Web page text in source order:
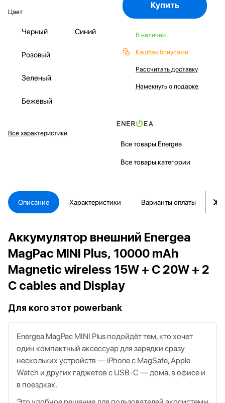
Цвет
Черный Синий
Розовый
Зеленый
Бежевый
Все характеристики
Купить
В наличии
Кэшбэк бонусами
Рассчитать доставку
Намекнуть о подарке
Все товары Energea
Все товары категории
Описание Характеристики Варианты оплаты
Аккумулятор внешний Energea
MagPac MINI Plus, 10000 mAh
Magnetic wireless 15W + C 20W + 2
C cables and Display
Для кого этот powerbank
Energea MagPac MINI Plus подойдёт тем, кто хочет
один компактный аксессуар для зарядки сразу
нескольких устройств — iPhone с MagSafe, Apple
Watch и других гаджетов с USB‑C — дома, в офисе и
в поездках.